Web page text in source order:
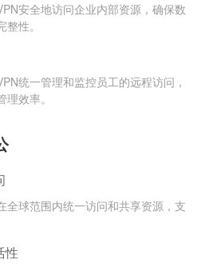
安全地访问企业内部资源，确保数
性。
统一管理和监控员工的远程访问，
效率。
全球范围内统一访问和共享资源，支
性